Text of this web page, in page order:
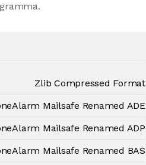
Zlib Compressed Format
Mailsafe Renamed ADE
Mailsafe Renamed ADP
Mailsafe Renamed BAS